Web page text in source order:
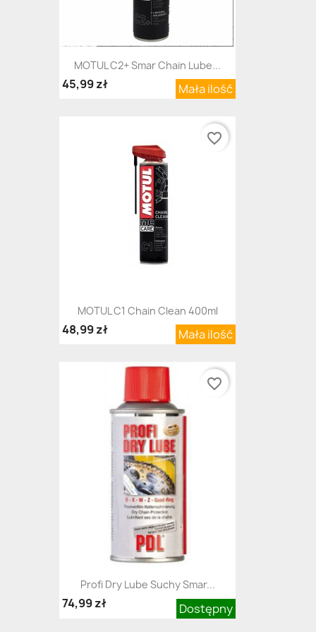
MOTUL C2+ Smar Chain Lube...
Mała ilość
45,99 zł
MOTUL C1 Chain Clean 400ml
Mała ilość
48,99 zł
favorite_border
Profi Dry Lube Suchy Smar...
Dostępny
74,99 zł
favorite_border